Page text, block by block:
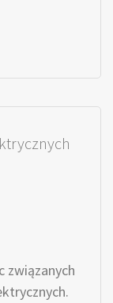
związanych